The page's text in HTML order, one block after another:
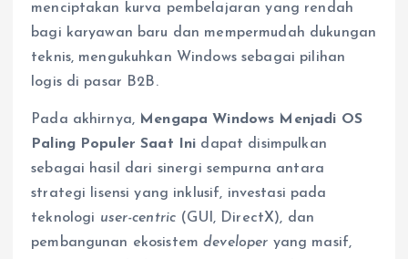
menciptakan kurva pembelajaran yang rendah
bagi karyawan baru dan mempermudah dukungan
teknis, mengukuhkan Windows sebagai pilihan
logis di pasar B2B.
Pada akhirnya, Mengapa Windows Menjadi OS
Paling Populer Saat Ini dapat disimpulkan
sebagai hasil dari sinergi sempurna antara
strategi lisensi yang inklusif, investasi pada
teknologi user-centric (GUI, DirectX), dan
pembangunan ekosistemdeveloper yang masif,